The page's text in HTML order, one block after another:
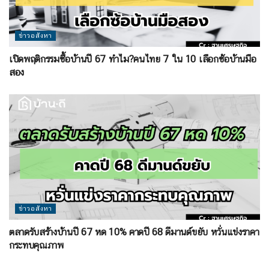
ข่าวอสังหา
เปิดพฤติกรรมซื้อบ้านปี 67 ทำไม?คนไทย 7 ใน 10 เลือกซ้อบ้านมือ
สอง
ข่าวอสังหา
ตลาดรับสร้างบ้านปี 67 หด 10% คาดปี 68 ดีมานด์ขยับ หวั่นแข่งราคา
กระทบคุณภาพ